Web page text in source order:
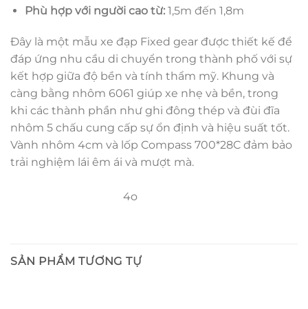
Phù hợp với người cao từ:1,5m đến 1,8m
Đây là một mẫu xe đạp Fixed gear được thiết kế để
đáp ứng nhu cầu di chuyển trong thành phố với sự
kết hợp giữa độ bền và tính thẩm mỹ. Khung và
càng bằng nhôm 6061 giúp xe nhẹ và bền, trong
khi các thành phần như ghi đông thép và đùi đĩa
nhôm 5 chấu cung cấp sự ổn định và hiệu suất tốt.
Vành nhôm 4cm và lốp Compass 700*28C đảm bảo
trải nghiệm lái êm ái và mượt mà.
4o
SẢN PHẨM TƯƠNG TỰ